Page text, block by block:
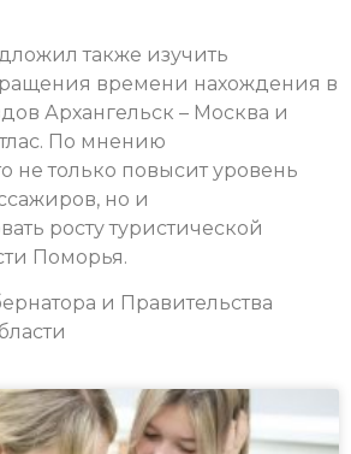
также изучить
времени нахождения в
Архангельск – Москва и
По мнению
не только повысит уровень
но и
росту туристической
Поморья.
и Правительства